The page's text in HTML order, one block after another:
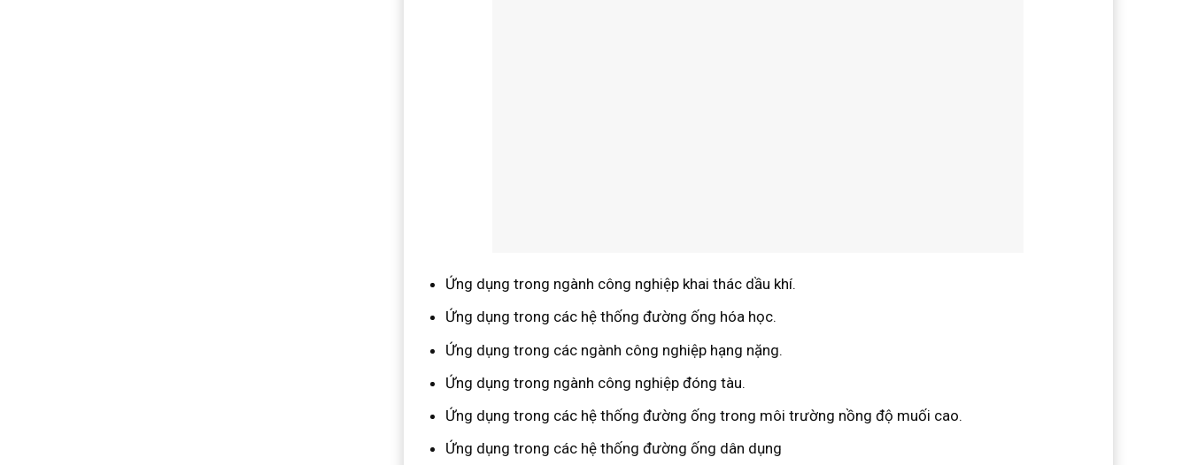
Ứng dụng trong ngành công nghiệp khai thác dầu khí.
Ứng dụng trong các hệ thống đường ống hóa học.
Ứng dụng trong các ngành công nghiệp hạng nặng.
Ứng dụng trong ngành công nghiệp đóng tàu.
Ứng dụng trong các hệ thống đường ống trong môi trường nồng độ muối cao.
Ứng dụng trong các hệ thống đường ống dân dụng